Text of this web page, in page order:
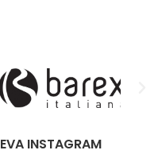
EVA INSTAGRAM